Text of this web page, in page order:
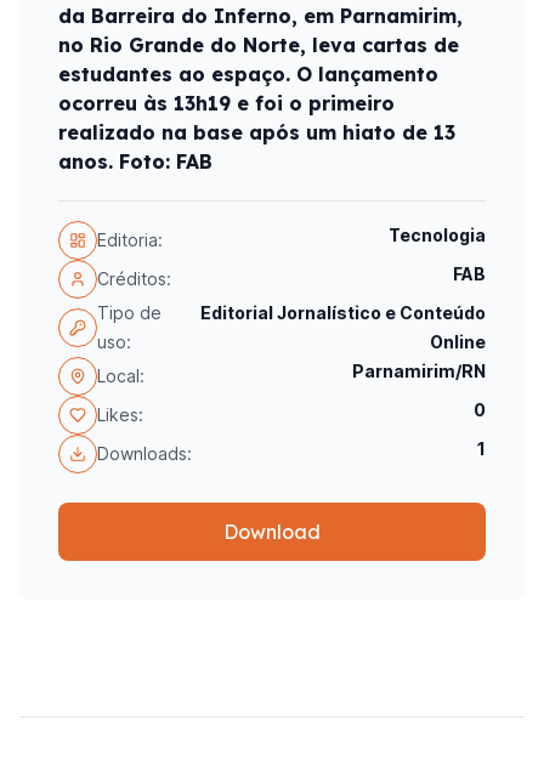
da Barreira do Inferno, em Parnamirim,
no Rio Grande do Norte, leva cartas de
estudantes ao espaço. O lançamento
ocorreu às 13h19 e foi o primeiro
realizado na base após um hiato de 13
anos. Foto: FAB
Editoria: Tecnologia
Créditos:
FAB
Tipo de
uso:
Editorial Jornalístico e Conteúdo
Online
Local:
Parnamirim/RN
Likes: 0
Downloads: 1
Download